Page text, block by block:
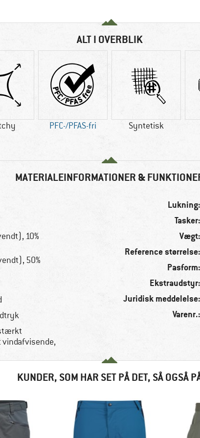
ALT I OVERBLIK
PFC-/PFAS-fri Syntetisk
MATERIALEINFORMATIONER &
10%
50%
stærkt
Lukning:
Tasker:
Vægt:
Reference størrelse:
Pasform:
Ekstraudstyr:
Juridisk meddelelse:
Varenr.:
KUNDER, SOM HAR SET PÅ DET, SÅ OGSÅ